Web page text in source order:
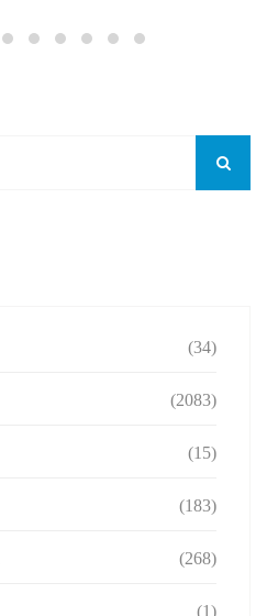
(34)
(2083)
(15)
(183)
(268)
(1)